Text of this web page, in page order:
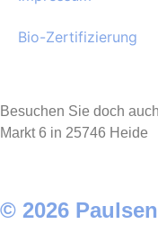
Bio-Zertifizierung
Besuchen Sie doch
Markt 6 in 25746 Heide
© 2026